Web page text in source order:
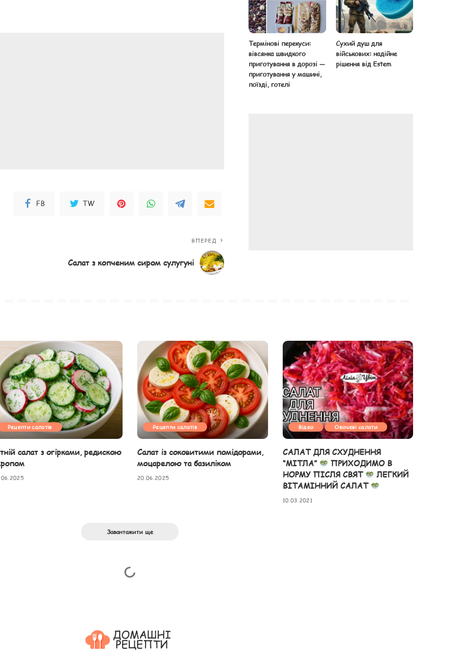
FB TW
ВПЕРЕД
Салат з копченим сиром сулугуні
Термінові перекуси:
вівсянка швидкого
приготування в дорозі —
приготування у машині,
поїзді, готелі
Сухий душ для
військових: надійне
рішення від Estem
Рецепти салатів
салат з огірками, редискою
Рецепти салатів
Салат із соковитими помідорами,
моцарелою та базиліком
20.06.2025
Відео Овочеві салати
САЛАТ ДЛЯ СХУДНЕННЯ
“МІТЛА”
ПРИХОДИМО В
НОРМУ ПІСЛЯ СВЯТ
ЛЕГКИЙ
ВІТАМІННИЙ САЛАТ
10.03.2021
Завантажити ще